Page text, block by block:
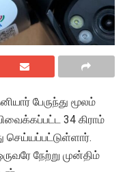
பேருந்து மூலம்
34 கிராம்
நேற்று முன்திம்